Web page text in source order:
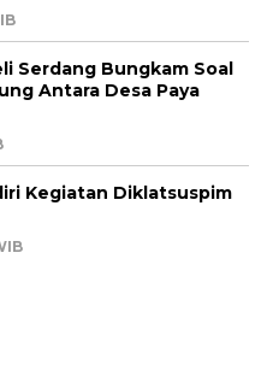
Serdang Bungkam Soal
Antara Desa Paya
Kegiatan Diklatsuspim